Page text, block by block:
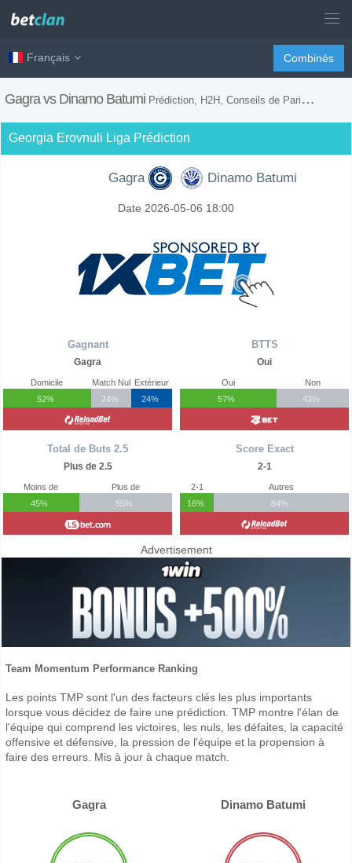
Français Combinés
Gagra vs Dinamo Batumi Prédiction, H2H, Conseils de Paris et Prévision du Match
Georgia Erovnuli Liga Prédiction
Gagra Dinamo Batumi
Date 2026-05-06 18:00
Gagnant
Gagra
Domicile
52%
Match Nul
24%
Extérieur
24%
Total de Buts 2.5
Plus de 2.5
Moins de
45%
Plus de
55%
BTTS
Oui
Oui
57%
Non
43%
Score Exact
2-1
2-1
16%
Autres
84%
Advertisement
Team Momentum Performance Ranking
Les points TMP sont l'un des facteurs clés les plus importants
lorsque vous décidez de faire une prédiction. TMP montre l'élan de
l'équipe qui comprend les victoires, les nuls, les défaites, la capacité
offensive et défensive, la pression de l'équipe et la propension à
faire des erreurs. Mis à jour à chaque match.
Gagra Dinamo Batumi